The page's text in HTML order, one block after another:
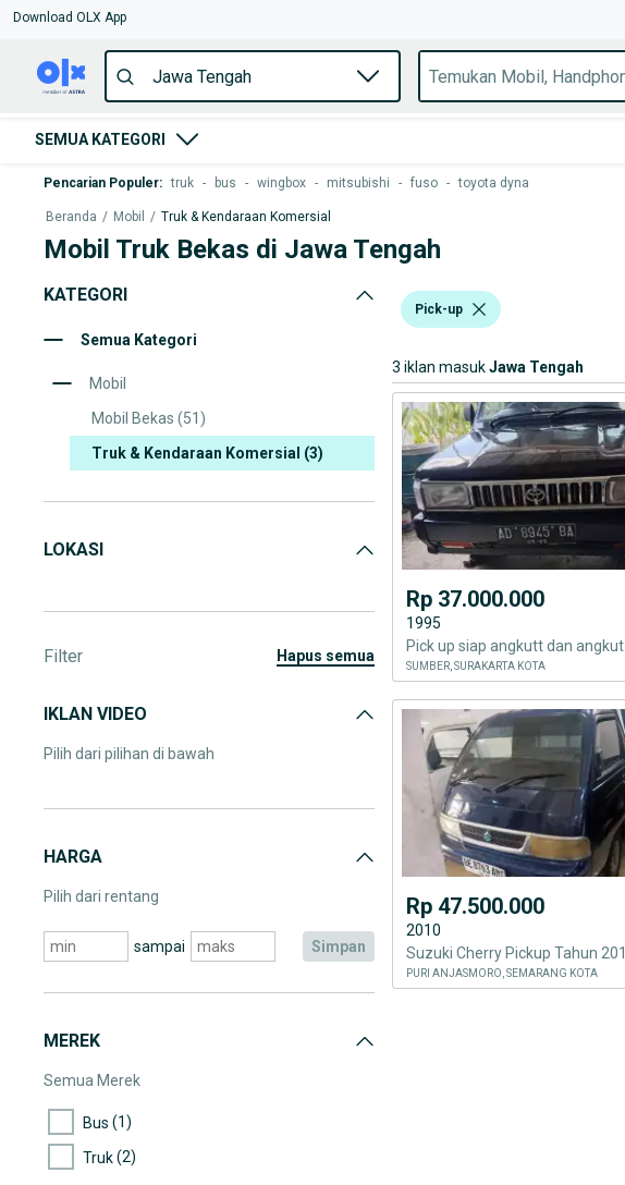
Download OLX App
SEMUA KATEGORI
Pencarian Populer: truk - bus - wingbox - mitsubishi - fuso - toyota dyna
Beranda / Mobil / Truk & Kendaraan Komersial
Mobil Truk Bekas di Jawa Tengah
KATEGORI
Semua Kategori
Mobil
Mobil Bekas (51)
Truk & Kendaraan Komersial (3)
LOKASI
Filter hapus semua
IKLAN VIDEO
Pilih dari pilihan di bawah
HARGA
Pilih dari rentang
sampai simpan
MEREK
Semua Merek
Bus (1)
Truk(2)
Pick-up
3 iklan masukJawa Tengah
Rp 37.000.000
1995
Pick up siap angkutt dan angkut
SUMBER, SURAKARTA KOTA
Rp 47.500.000
2010
PURI ANJASMORO, SEMARANG KOTA